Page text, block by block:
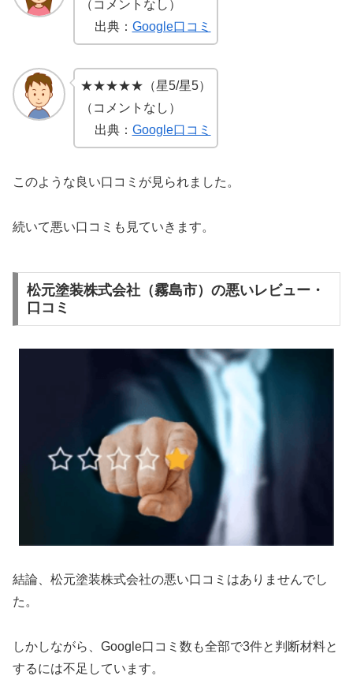
（コメントなし）
出典： Google口コミ
★★★★★（星5/星5）
（コメントなし）
出典： Google口コミ
このような良い口コミが見られました。
続いて悪い口コミも見ていきます。
松元塗装株式会社（霧島市）の悪いレビュー・
口コミ
結論、松元塗装株式会社の悪い口コミはありませんでし
た。
しかしながら、Google口コミ数も全部で3件と判断材料と
するには不足しています。